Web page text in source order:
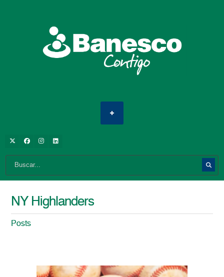
NY Highlanders
Posts